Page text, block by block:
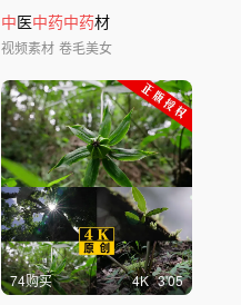
医文化
中医中药中药材
视频素材 卷毛美女
74购买 4K 3'05